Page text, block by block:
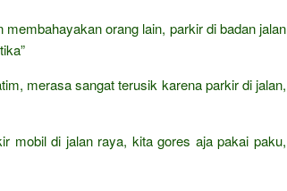
orang lain, parkir di badan jalan
merasa sangat terusik karena parkir di jalan,
mobil di jalan raya, kita gores aja pakai paku,